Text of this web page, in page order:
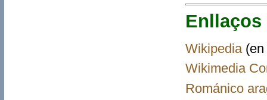
Enllaços
Wikipedia
Wikimedia
Románico